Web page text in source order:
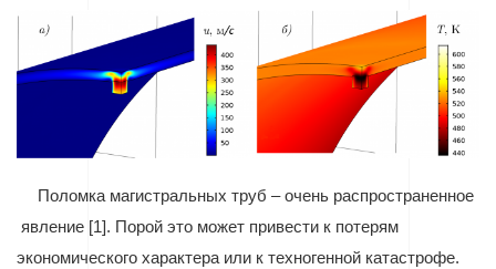
Поломка магистральных труб – очень распространенное
явление [1]. Порой это может привести к потерям
экономического характера или к техногенной катастрофе.